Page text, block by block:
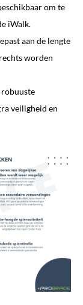
om te
iWalk.
aan de lengte
worden
robuuste
veiligheid en